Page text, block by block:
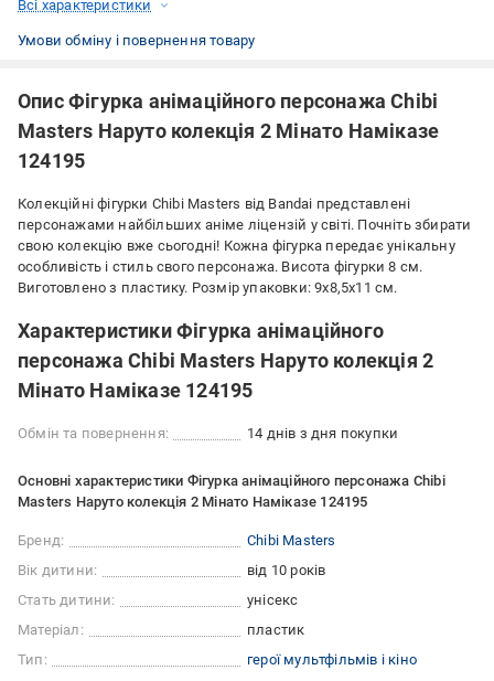
Всі характеристики
Умови обміну і повернення товару
Опис Фігурка анімаційного персонажа Chibi
Masters Наруто колекція 2 Мінато Наміказе
124195
Колекційні фігурки Chibi Masters від Bandai представлені
персонажами найбільших аніме ліцензій у світі. Почніть збирати
свою колекцію вже сьогодні! Кожна фігурка передає унікальну
особливість і стиль свого персонажа. Висота фігурки 8 см.
Виготовлено з пластику. Розмір упаковки: 9х8,5х11 см.
Характеристики Фігурка анімаційного
персонажа Chibi Masters Наруто колекція 2
Мінато Наміказе 124195
Обмін та повернення: 14 днів з дня покупки
Основні характеристики Фігурка анімаційного персонажа Chibi
Masters Наруто колекція 2 Мінато Наміказе 124195
Бренд:
Chibi Masters
Вік дитини:
від 10 років
Стать дитини:
унісекс
Матеріал:
пластик
Тип:
герої мультфільмів і кіно